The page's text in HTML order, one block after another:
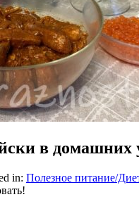
в домашних
in: Полезное питание/